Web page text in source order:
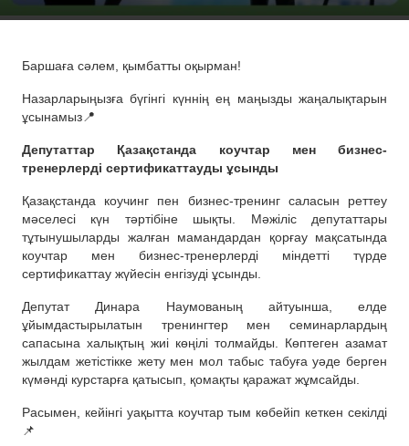
Баршаға сәлем, қымбатты оқырман!
Назарларыңызға бүгінгі күннің ең маңызды жаңалықтарын
ұсынамыз📍
Депутаттар Қазақстанда коучтар мен бизнес-
тренерлерді сертификаттауды ұсынды
Қазақстанда коучинг пен бизнес-тренинг саласын реттеу
мәселесі күн тәртібіне шықты. Мәжіліс депутаттары
тұтынушыларды жалған мамандардан қорғау мақсатында
коучтар мен бизнес-тренерлерді міндетті түрде
сертификаттау жүйесін енгізуді ұсынды.
Депутат Динара Наумованың айтуынша, елде
ұйымдастырылатын тренингтер мен семинарлардың
сапасына халықтың жиі көңілі толмайды. Көптеген азамат
жылдам жетістікке жету мен мол табыс табуға уәде берген
күмәнді курстарға қатысып, қомақты қаражат жұмсайды.
Расымен, кейінгі уақытта коучтар тым көбейіп кеткен секілді
📌